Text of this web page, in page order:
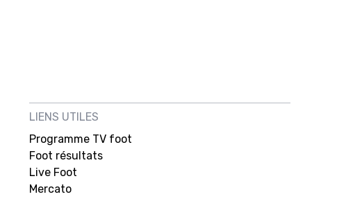
LIENS UTILES
Programme TV foot
Foot résultats
Live Foot
Mercato